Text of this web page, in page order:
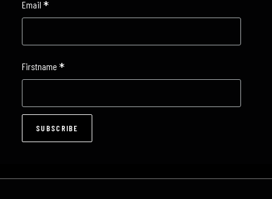
Email *
Firstname *